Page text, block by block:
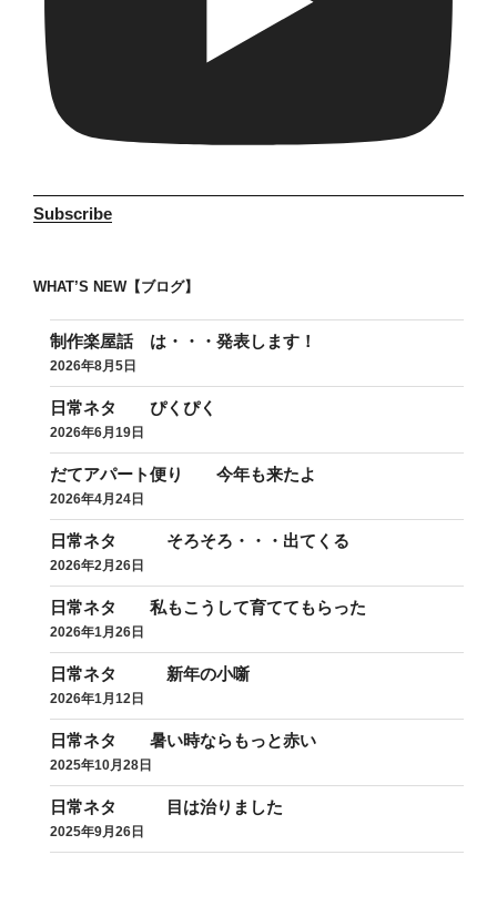
Subscribe
WHAT’S NEW【ブログ】
制作楽屋話 は・・・発表します！
2026年8月5日
日常ネタ ぴくぴく
2026年6月19日
だてアパート便り 今年も来たよ
2026年4月24日
日常ネタ そろそろ・・・出てくる
2026年2月26日
日常ネタ 私もこうして育ててもらった
2026年1月26日
日常ネタ 新年の小噺
2026年1月12日
日常ネタ 暑い時ならもっと赤い
2025年10月28日
日常ネタ 目は治りました
2025年9月26日